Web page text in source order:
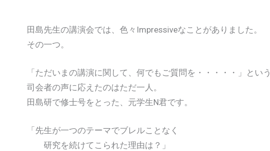
田島先生の講演会では、色々Impressiveなことがありました。
その一つ。
「ただいまの講演に関して、何でもご質問を・・・・・」という
司会者の声に応えたのはただ一人。
田島研で修士号をとった、元学生N君です。
「先生が一つのテーマでブレルことなく
研究を続けてこられた理由は？」